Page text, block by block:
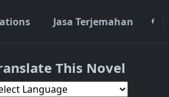
Jasa Terjemahan
This Novel